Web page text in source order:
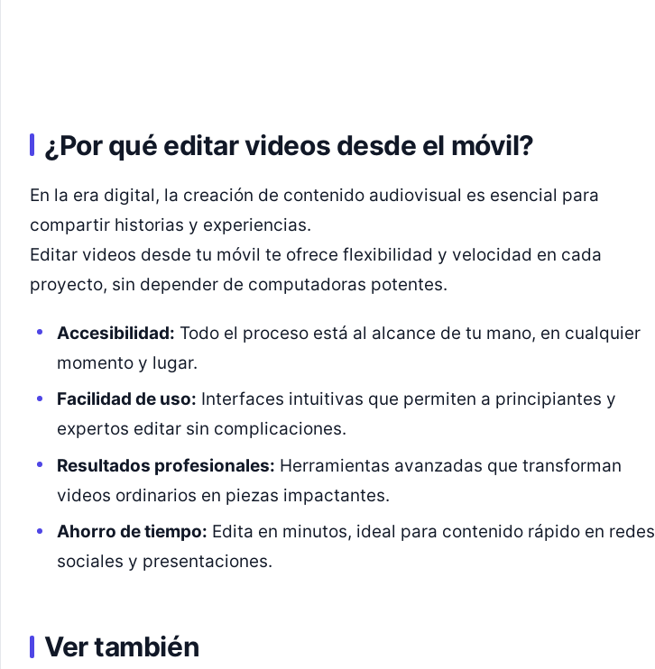
¿Por qué editar videos desde el móvil?
En la era digital, la creación de contenido audiovisual es esencial para
compartir historias y experiencias.
Editar videos desde tu móvil te ofrece flexibilidad y velocidad en cada
proyecto, sin depender de computadoras potentes.
Accesibilidad: Todo el proceso está al alcance de tu mano, en cualquier
momento y lugar.
Facilidad de uso: Interfaces intuitivas que permiten a principiantes y
expertos editar sin complicaciones.
Resultados profesionales: Herramientas avanzadas que transforman
videos ordinarios en piezas impactantes.
Ahorro de tiempo: Edita en minutos, ideal para contenido rápido en redes
sociales y presentaciones.
Ver también